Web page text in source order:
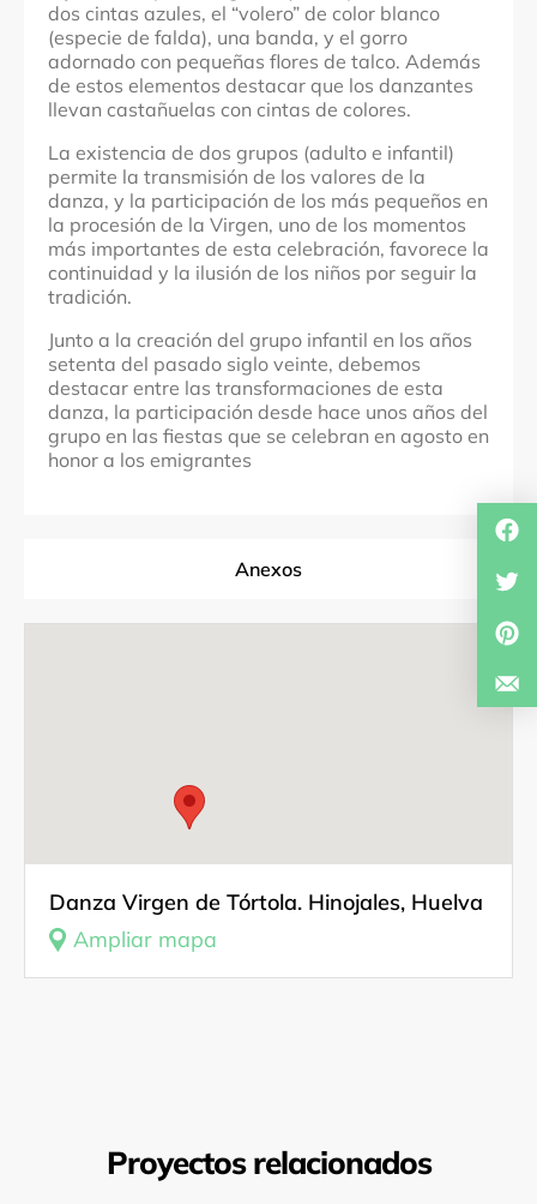
dos cintas azules, el “volero” de color blanco
(especie de falda), una banda, y el gorro
adornado con pequeñas flores de talco. Además
de estos elementos destacar que los danzantes
llevan castañuelas con cintas de colores.
La existencia de dos grupos (adulto e infantil)
permite la transmisión de los valores de la
danza, y la participación de los más pequeños en
la procesión de la Virgen, uno de los momentos
más importantes de esta celebración, favorece la
continuidad y la ilusión de los niños por seguir la
tradición.
Junto a la creación del grupo infantil en los años
setenta del pasado siglo veinte, debemos
destacar entre las transformaciones de esta
danza, la participación desde hace unos años del
grupo en las fiestas que se celebran en agosto en
honor a los emigrantes
Anexos
Fuentes Documentales
Danza Virgen de Tórtola. Hinojales, Huelva
Ampliar mapa
Proyectos relacionados